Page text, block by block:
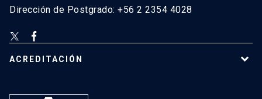
Dirección de Postgrado: +56 2 2354 4028
ACREDITACIÓN